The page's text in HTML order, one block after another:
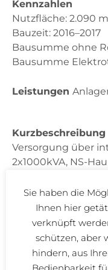
Kennzahlen
Nutzfläche: 2.090
Bauzeit: 2016–2017
Bausumme ohne
Bausumme
Leistungen
Kurzbeschreibung
Versorgung über
2x1000kVA, NS-
Beschallungs-
BauherrPERI
Sie haben die
Ihnen hier
verknüpft
schützen, aber
hindern, aus
Bedienbarkeit